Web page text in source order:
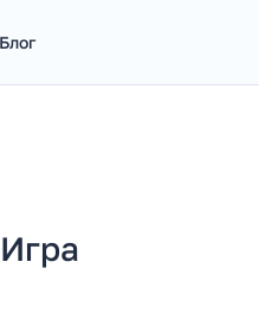
Блог